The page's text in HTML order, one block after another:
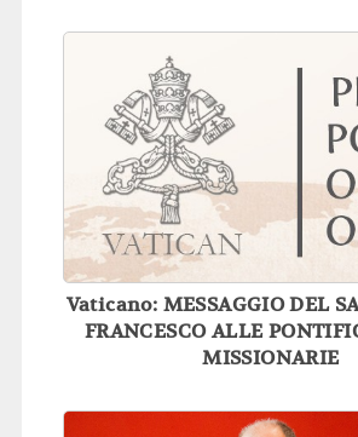
Vaticano: MESSAGGIO DEL
FRANCESCO ALLE
MISSIONARIE